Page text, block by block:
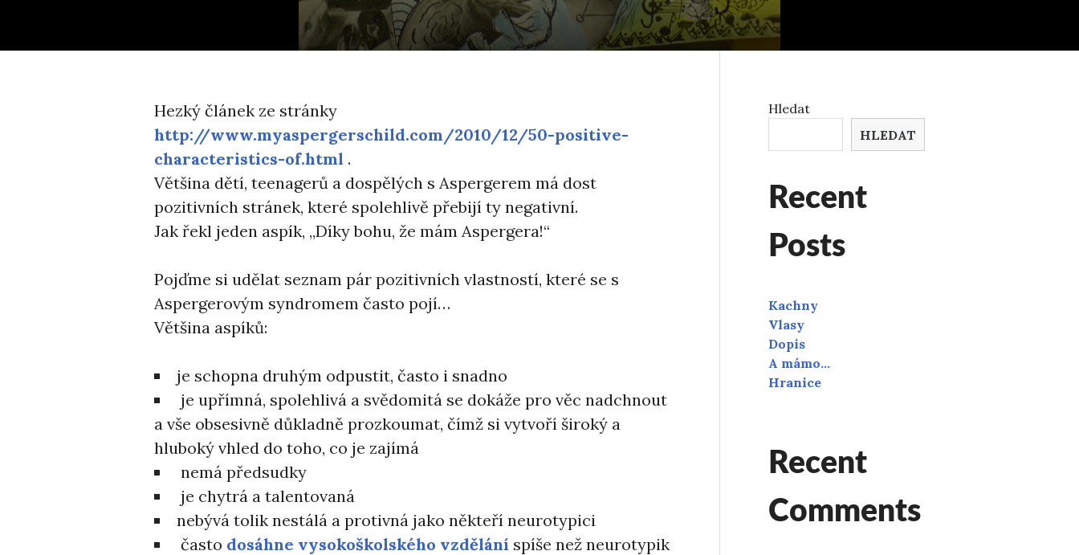
Hezký článek ze stránky
http://www.myaspergerschild.com/2010/12/50-positive-
characteristics-of.html .
Většina dětí, teenagerů a dospělých s Aspergerem má dost
pozitivních stránek, které spolehlivě přebijí ty negativní.
Jak řekl jeden aspík, ,,Díky bohu, že mám Aspergera!“
Pojďme si udělat seznam pár pozitivních vlastností, které se s
Aspergerovým syndromem často pojí…
Většina aspíků:
je schopna druhým odpustit, často i snadno
je upřímná, spolehlivá a svědomitá se dokáže pro věc nadchnout
a vše obsesivně důkladně prozkoumat, čímž si vytvoří široký a
hluboký vhled do toho, co je zajímá
nemá předsudky
je chytrá a talentovaná
nebývá tolik nestálá a protivná jako někteří neurotypici
často dosáhne vysokoškolského vzdělání spíše než neurotypik
Hledat
HLEDAT
Recent
Posts
Kachny
Vlasy
Dopis
A mámo…
Hranice
Recent
Comments